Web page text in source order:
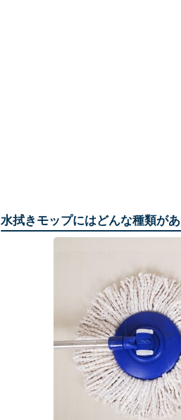
水拭きモップにはどんな種類が